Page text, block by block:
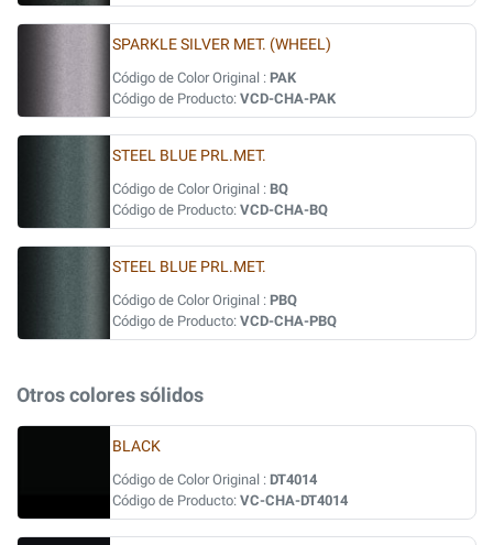
SPARKLE SILVER MET. (WHEEL)
Código de Color Original : PAK
Código de Producto: VCD-CHA-PAK
STEEL BLUE PRL.MET.
Código de Color Original : BQ
Código de Producto: VCD-CHA-BQ
STEEL BLUE PRL.MET.
Código de Color Original : PBQ
Código de Producto: VCD-CHA-PBQ
Otros colores sólidos
BLACK
Código de Color Original : DT4014
Código de Producto: VC-CHA-DT4014